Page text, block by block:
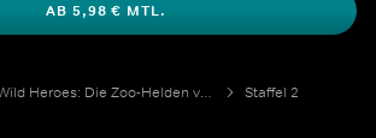
AB 5,98 € MTL.
Wild Heroes: Die Zoo-Helden von Auckland
Staffel 2